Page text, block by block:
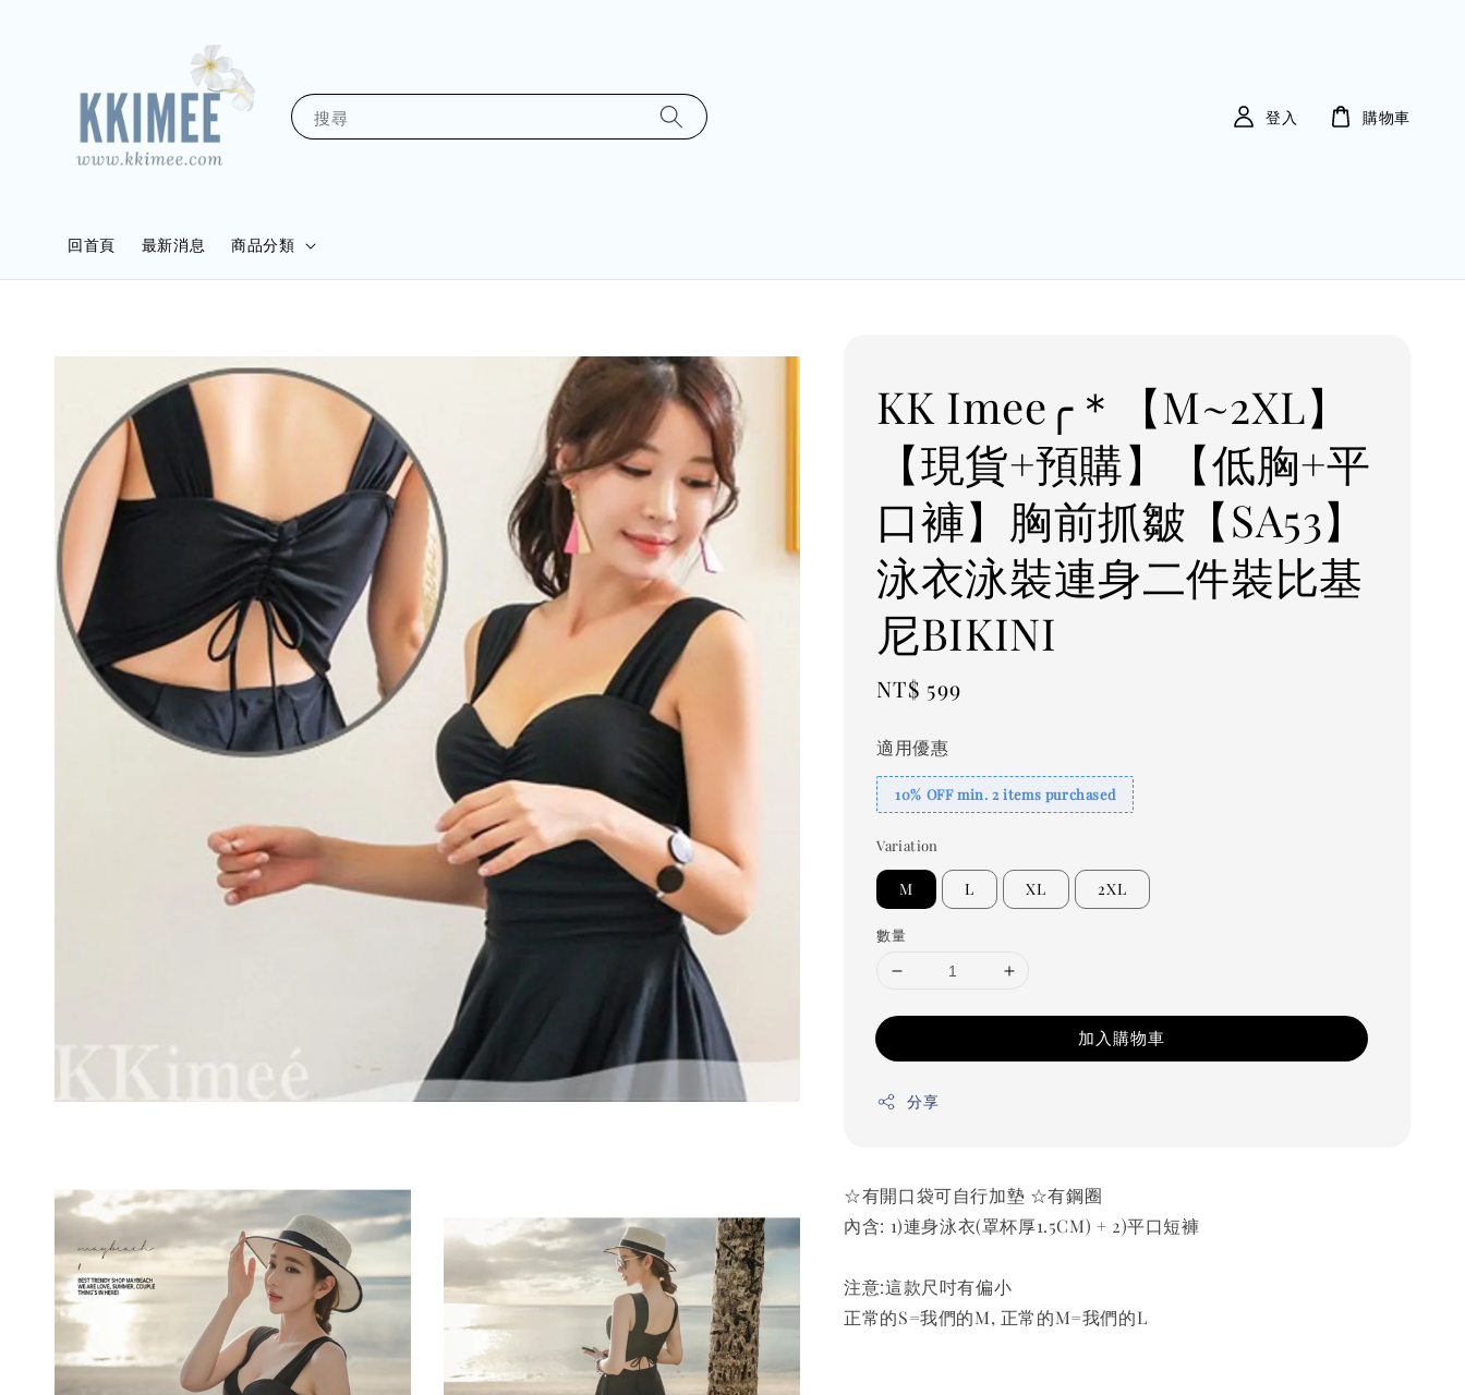
搜尋
回首頁 最新消息 商品分類
登入 購物車
KK Imee╭＊【M~2XL】
【現貨+預購】【低胸+平
口褲】胸前抓皺【SA53】
泳衣泳裝連身二件裝比基
尼BIKINI
Regular
NT$ 599
適用優惠
10% OFF min. 2 items purchased
Variation
M L XL 2XL
數量
加入購物車
分享
☆有開口袋可自行加墊 ☆有鋼圈
內含: 1)連身泳衣(罩杯厚1.5CM) + 2)平口短褲
注意:這款尺吋有偏小
正常的S=我們的M, 正常的M=我們的L